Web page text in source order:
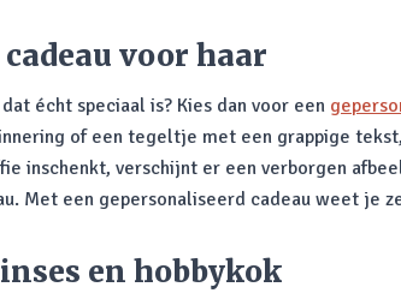
voor haar
écht speciaal is? Kies dan voor een
of een tegeltje met een grappige
inschenkt, verschijnt er een verborgen
Met een gepersonaliseerd cadeau weet je
en hobbykok